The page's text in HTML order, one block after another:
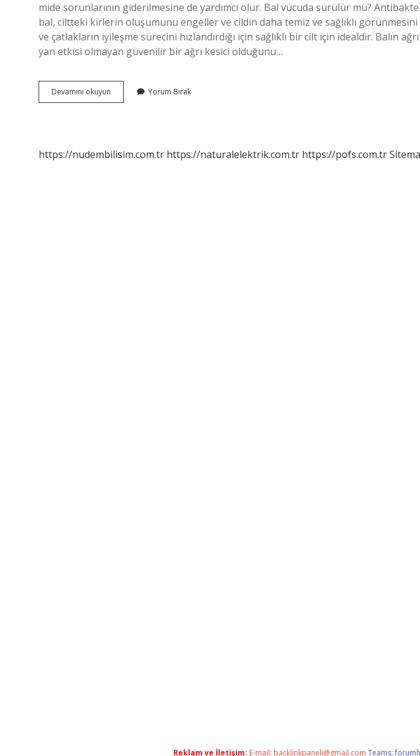
mide sorunlarının giderilmesine de yardımcı olur. Bal vücuda sürülür mü?
bal, ciltteki kirlerin oluşumunu engeller ve cildin daha temiz ve sağlıklı
ve çatlakların iyileşme sürecini hızlandırdığı için sağlıklı bir cilt için idealdir. Balın
yan etkisi olmayan güvenilir bir ağrı kesici olduğunu…
Devamını okuyun
Yere
Yorum Bırak
https://nudembilisim.com.tr https://naturalelektrik.com.tr https://pofs.com.tr
Reklam ve İletişim: E-mail: backlinkpaneli@gmail.com Teams: